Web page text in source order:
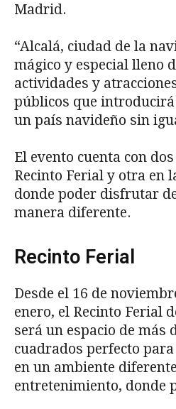
Madrid.
“Alcalá, ciudad de la
mágico y especial lleno
actividades y
públicos que
un país navideño sin
El evento cuenta con
Recinto Ferial y otra en
donde poder disfrutar
manera diferente.
Recinto Ferial
Desde el 16 de
enero, el Recinto Ferial
será un espacio de más
cuadrados perfecto
en un ambiente
entretenimiento, donde